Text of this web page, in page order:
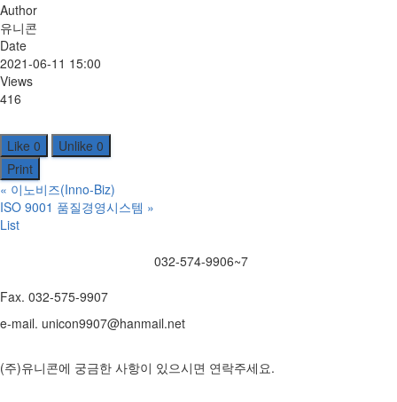
Author
유니콘
Date
2021-06-11 15:00
Views
416
Like 0 Unlike 0
Print
« 이노비즈(Inno-Biz)
ISO 9001 품질경영시스템 »
List
032-574-9906~7
Fax. 032-575-9907
e-mail. unicon9907@hanmail.net
(주)유니콘에 궁금한 사항이 있으시면 연락주세요.